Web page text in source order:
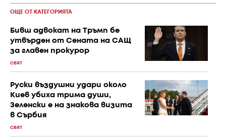
ОЩЕ ОТ КАТЕГОРИЯТА
Бивш адвокат на Тръмп бе
утвърден от Сената на САЩ
за главен прокурор
СВЯТ
Руски въздушни удари около
Киев убиха трима души,
Зеленски е на знакова визита
в Сърбия
СВЯТ